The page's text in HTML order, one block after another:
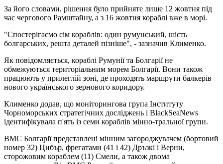
За його словами, рішення було прийняте лише 12 жовтня під
час чергового Рамштайну, а з 16 жовтня кораблі вже в морі.
"Спостерігаємо сім кораблів: один румунський, шість
болгарських, решта деталей пізніше", - зазначив Клименко.
Як повідомляється, кораблі Румунії та Болгарії не
обмежуються територіальним морем Болгарії. Вони також
працюють у прилеглій зоні, де проходять маршрути балкерів
нового українського зернового коридору.
Клименко додав, що моніторингова група Інституту
Чорноморських стратегічних досліджень і BlackSeaNews
ідентифікувала п'ять із семи кораблів мінно-тральної групи.
ВМС Болгарії представлені мінним загороджувачем (бортовий
номер 32) Цибър, фрегатами (41 і 42) Дръзкі і Верни,
сторожовим кораблем (11) Смели, а також двома